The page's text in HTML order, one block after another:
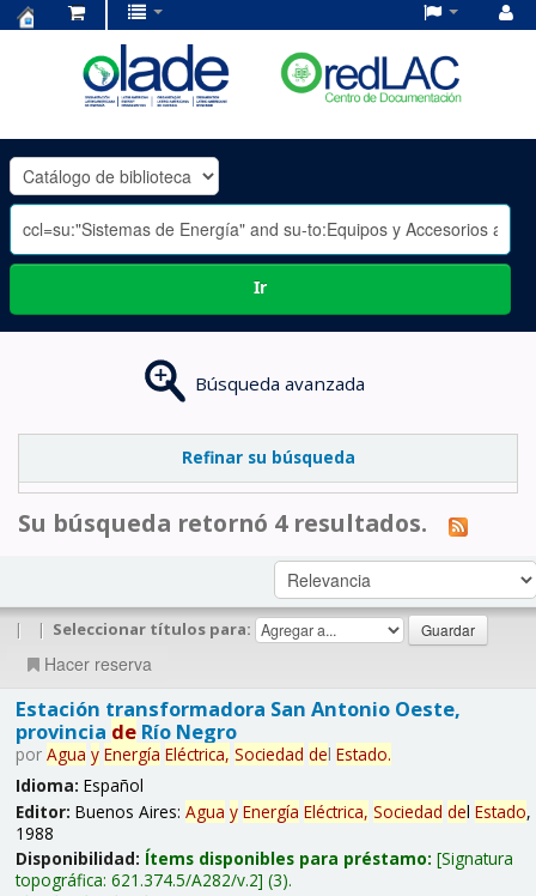
OLADE
-
Ir
Búsqueda avanzada
Refinar su búsqueda
Su búsqueda retornó 4 resultados.
| | Seleccionar títulos para:
Hacer reserva
Estación transformadora San Antonio Oeste,
provincia deRío Negro
por Agua y Energía Eléctrica, Sociedad del Estado.
Idioma: Español
Editor: Buenos Aires: Agua y Energía Eléctrica, Sociedad del Estado,
1988
Disponibilidad: Ítems disponibles para préstamo: Signatura
topográfica: 621.374.5/A282/v.2 (3).